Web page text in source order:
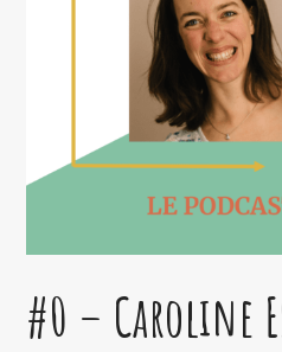
#0 – Caroline